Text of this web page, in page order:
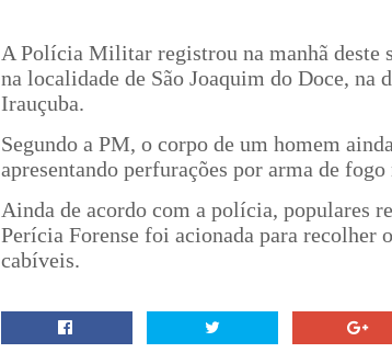
A Polícia Militar registrou na manhã deste
na localidade de São Joaquim do Doce,
Irauçuba.
Segundo a PM, o corpo de um homem
apresentando perfurações por arma de fogo
Ainda de acordo com a polícia, populares
Perícia Forense foi acionada para recolher
cabíveis.